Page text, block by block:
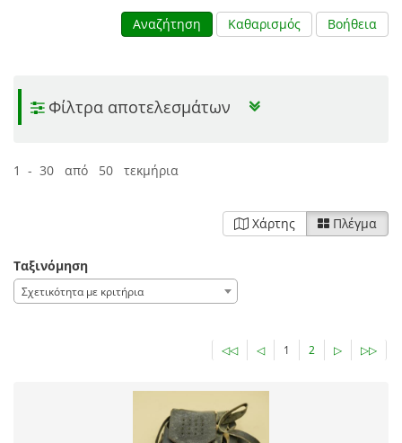
Αναζήτηση
Καθαρισμός Βοήθεια
Φίλτρα αποτελεσμάτων
1 - 30 από 50 τεκμήρια
Χάρτης Πλέγμα
Ταξινόμηση
Σχετικότητα με κριτήρια
◁◁ ◁ 1 2 ▷ ▷▷